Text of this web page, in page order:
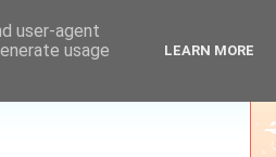
user-agent
usage
LEARN MORE